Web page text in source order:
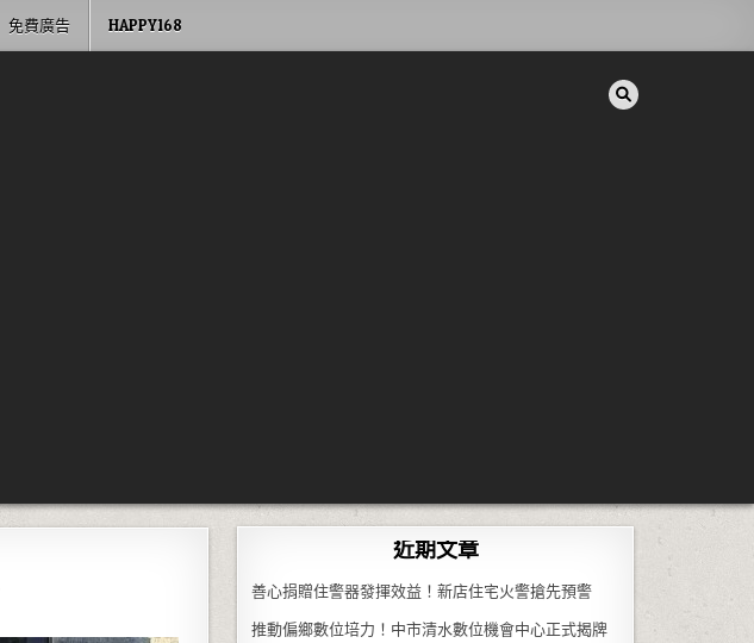
免費廣告 HAPPY168
近期文章
善心捐贈住警器發揮效益！新店住宅火警搶先預警
推動偏鄉數位培力！中市清水數位機會中心正式揭牌